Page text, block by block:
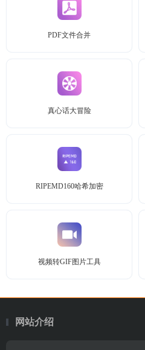
PDF文件合并
真心话大冒险
RIPEMD160哈希加密
视频转GIF图片工具
网站介绍